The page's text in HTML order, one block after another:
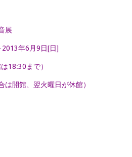
展
年6月9日[日]
18:30まで）
開館、翌火曜日が休館）